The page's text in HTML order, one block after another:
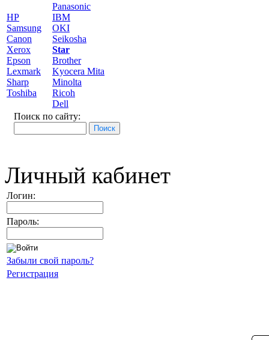
HP
Samsung
Canon
Xerox
Epson
Lexmark
Sharp
Toshiba
Panasonic
IBM
OKI
Seikosha
Star
Brother
Kyocera Mita
Minolta
Ricoh
Dell
Поиск по сайту:
Личный кабинет
Логин:
Пароль:
Забыли свой пароль?
Регистрация